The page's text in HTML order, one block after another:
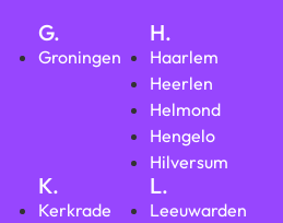
G.
Groningen
H.
Haarlem
Heerlen
Helmond
Hengelo
Hilversum
K.
Kerkrade
L.
Leeuwarden